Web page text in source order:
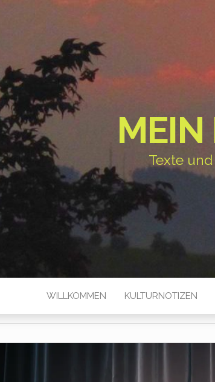
MEIN
Texte
WILLKOMMEN KULTURNOTIZEN